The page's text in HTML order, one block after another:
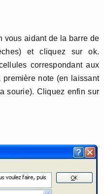
vous aidant de la barre de
et cliquez sur ok.
correspondant aux
note (en laissant
sourie). Cliquez enfin sur